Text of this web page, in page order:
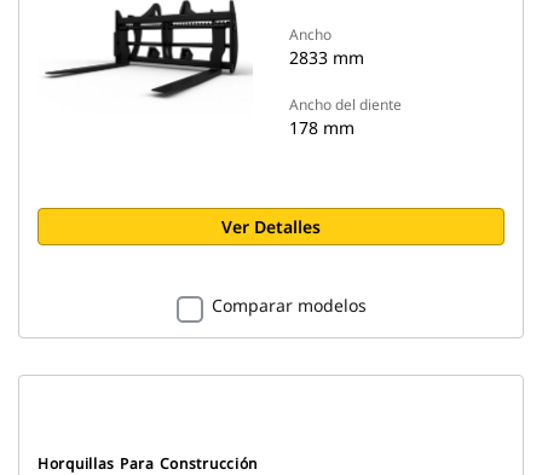
Ancho
2833 mm
Ancho del diente
178 mm
Ver Detalles
Comparar modelos
Horquillas Para Construcción